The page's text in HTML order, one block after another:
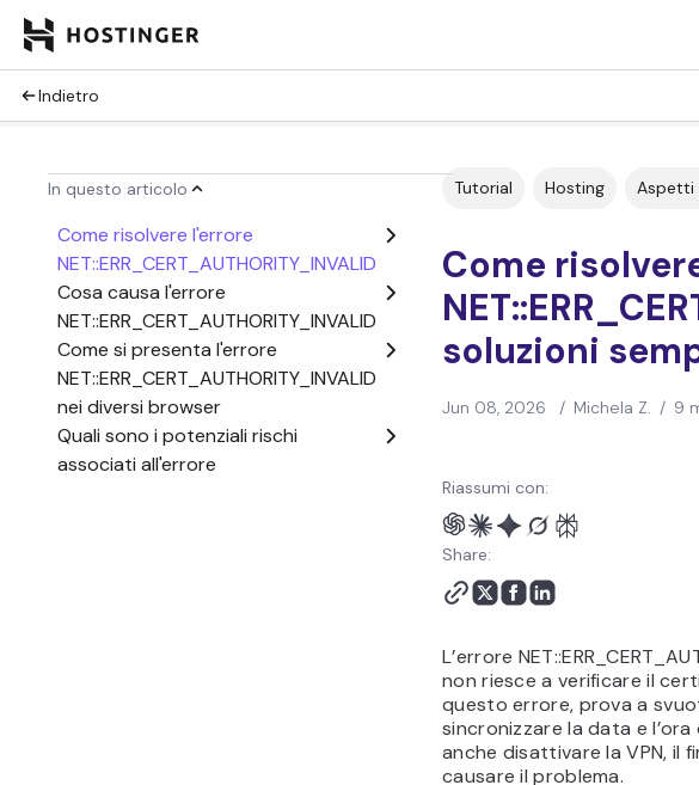
Indietro
In questo articolo
Come risolvere l'errore
NET::ERR_CERT_AUTHORITY_INVALID
Cosa causa l'errore
NET::ERR_CERT_AUTHORITY_INVALID
Come si presenta l'errore
NET::ERR_CERT_AUTHORITY_INVALID
nei diversi browser
Quali sono i potenziali rischi
associati all'errore
Tutorial Hosting Aspetti
Come
soluzioni
Jun 08, 2026 / Michela Z. / 9
Riassumi con:
Share:
L’errore
non riesce a verificare il
questo errore, prova a
sincronizzare la data e
anche disattivare la VPN, il
causare il problema.